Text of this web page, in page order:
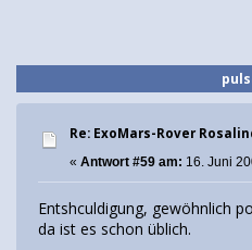
Re: ExoMars-Rover
« Antwort #59 am: 16. Juni
Entshculdigung, gewöhnlich
da ist es schon üblich.